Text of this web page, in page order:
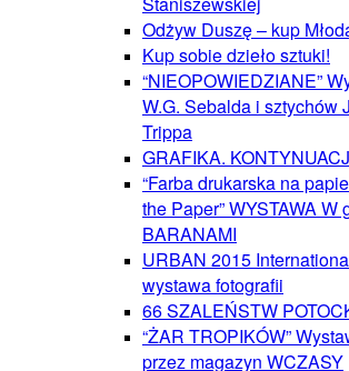
Odżyw Duszę – kup
Kup sobie dzieło sztuki!
“NIEOPOWIEDZIANE”
W.G. Sebalda i sztychów
Trippa
GRAFIKA.
“Farba drukarska na
the Paper” WYSTAWA W
BARANAMI
URBAN 2015
wystawa fotografii
66 SZALEŃSTW
“ŻAR TROPIKÓW”
przez magazyn WCZASY